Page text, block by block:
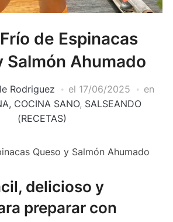
de Espinacas
Salmón Ahumado
Rodriguez el 17/06/2025
en
COCINA SANO, SALSEANDO
(RECETAS)
Queso y Salmón Ahumado
delicioso y
preparar con